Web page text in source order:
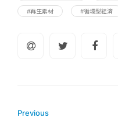
#再生素材 #循環型経済
Previous